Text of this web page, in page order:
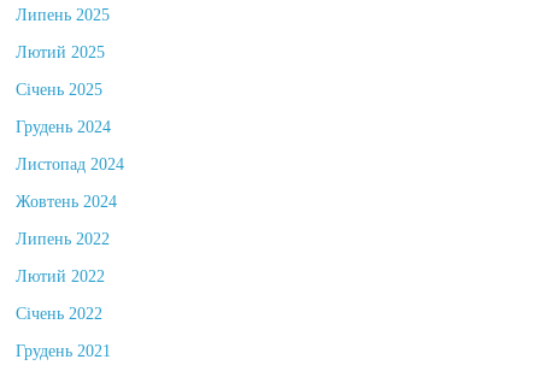
Липень 2025
Лютий 2025
Січень 2025
Грудень 2024
Листопад 2024
Жовтень 2024
Липень 2022
Лютий 2022
Січень 2022
Грудень 2021